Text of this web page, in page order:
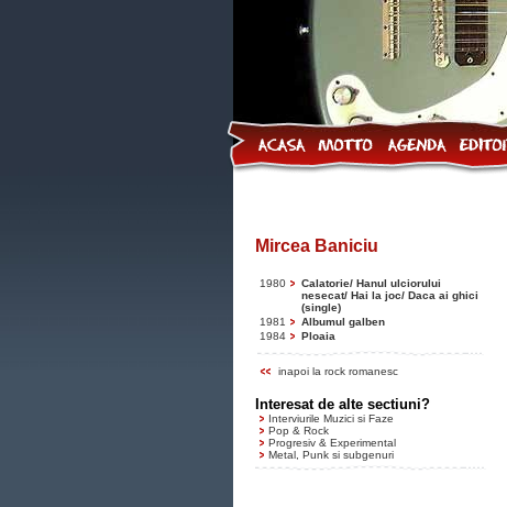
Mircea Baniciu
1980
Calatorie/ Hanul ulciorului
nesecat/ Hai la joc/ Daca ai ghici
(single)
1981
Albumul galben
1984
Ploaia
inapoi la rock romanesc
Interesat de alte sectiuni?
Interviurile Muzici si Faze
Pop & Rock
Progresiv & Experimental
Metal, Punk si subgenuri